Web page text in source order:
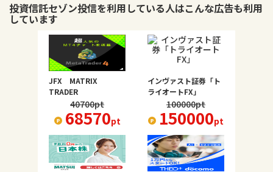
投資信託セゾン投信を利用している人はこんな広告も利用
しています
JFX MATRIX
TRADER
40700pt
68570pt
インヴァスト証券「ト
ライオートFX」
100000pt
150000pt